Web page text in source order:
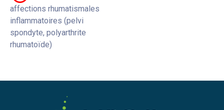
affections rhumatismales
inflammatoires (pelvi
spondyte, polyarthrite
rhumatoïde)